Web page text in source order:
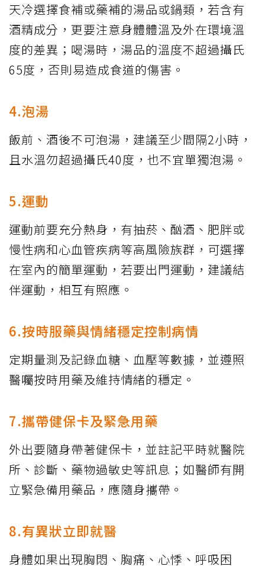
天冷選擇食補或藥補的湯品或鍋類，若含有
酒精成分，更要注意身體體溫及外在環境溫
度的差異；喝湯時，湯品的溫度不超過攝氏
65度，否則易造成食道的傷害。
4.泡湯
飯前、酒後不可泡湯，建議至少間隔2小時，
且水溫勿超過攝氏40度，也不宜單獨泡湯。
5.運動
運動前要充分熱身，有抽菸、酗酒、肥胖或
慢性病和心血管疾病等高風險族群，可選擇
在室內的簡單運動，若要出門運動，建議結
伴運動，相互有照應。
6.按時服藥與情緒穩定控制病情
定期量測及記錄血糖、血壓等數據，並遵照
醫囑按時用藥及維持情緒的穩定。
7.攜帶健保卡及緊急用藥
外出要隨身帶著健保卡，並註記平時就醫院
所、診斷、藥物過敏史等訊息；如醫師有開
立緊急備用藥品，應隨身攜帶。
8.有異狀立即就醫
身體如果出現胸悶、胸痛、心悸、呼吸困